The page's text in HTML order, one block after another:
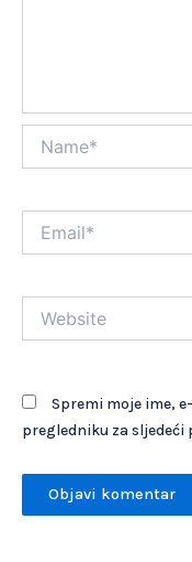
Spremi moje ime,
pregledniku za